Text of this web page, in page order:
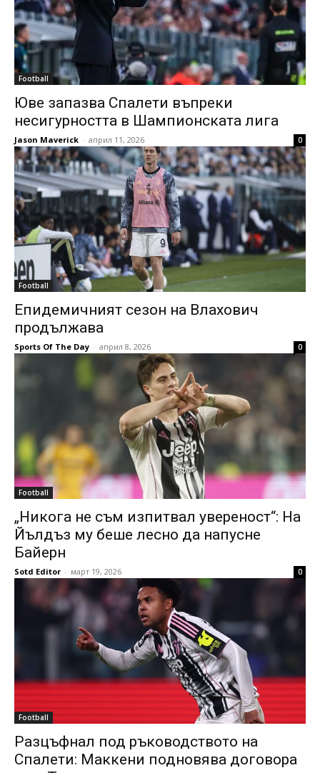
Football
Юве запазва Спалети въпреки
несигурността в Шампионската лига
Jason Maverick - април 11, 2026 0
Football
Епидемичният сезон на Влахович
продължава
Sports Of The Day - април 8, 2026 0
Football
„Никога не съм изпитвал увереност“: На
Йълдъз му беше лесно да напусне
Байерн
Sotd Editor - март 19, 2026 0
Football
Разцъфнал под ръководството на
Спалети: Маккени подновява договора